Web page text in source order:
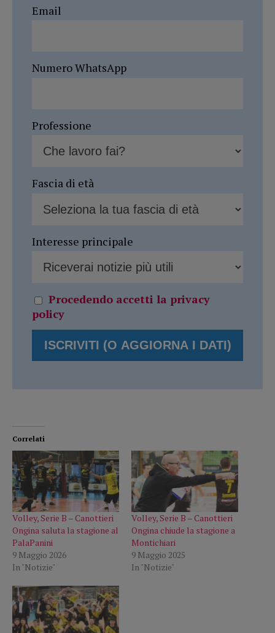
Email
Numero WhatsApp
Professione
Fascia di età
Interesse principale
Procedendo accetti la privacy
policy
Correlati
Volley, Serie B – Canottieri
Ongina saluta la stagione al
PalaPanini
9 Maggio 2026
In "Notizie"
Volley, Serie B – Canottieri
Ongina chiude la stagione a
Montichiari
9 Maggio 2025
In "Notizie"